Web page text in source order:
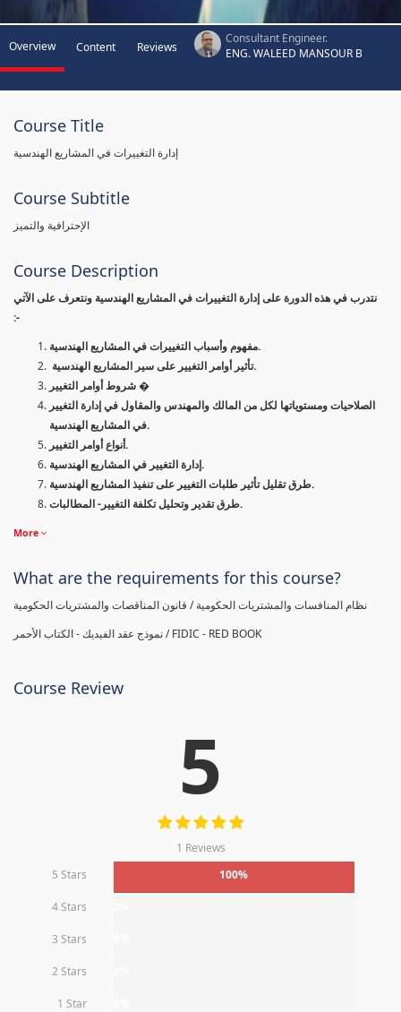
Overview Content Reviews
Consultant Engineer.
ENG. WALEED MANSOUR B
Course Title
إدارة التغييرات في المشاريع الهندسية
Course Subtitle
الإحترافية والتميز
Course Description
نتدرب في هذه الدورة على إدارة التغييرات في المشاريع الهندسية ونتعرف على الآتي
:-
مفهوم وأسباب التغييرات في المشاريع الهندسية.
تأثير أوامر التغيير على سير المشاريع الهندسية.
شروط أوامر التغيير �
الصلاحيات ومستوياتها لكل من المالك والمهندس والمقاول في إدارة التغيير
في المشاريع الهندسية.
أنواع أوامر التغيير.
إدارة التغيير في المشاريع الهندسية.
طرق تقليل تأثير طلبات التغيير على تنفيذ المشاريع الهندسية.
طرق تقدير وتحليل تكلفة التغيير- المطالبات.
More
What are the requirements for this course?
نظام المنافسات والمشتريات الحكومية / قانون المناقصات والمشتريات الحكومية
نموذج عقد الفيديك - الكتاب الأحمر / FIDIC - RED BOOK
Course Review
5
1 Reviews
5 Stars
100%
4 Stars
3 Stars
2 Stars
1 Star